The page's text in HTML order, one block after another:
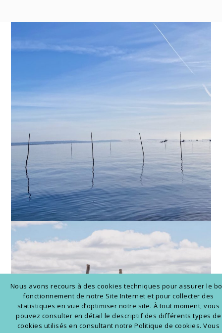
Nous avons recours à des cookies techniques pour assurer le
fonctionnement de notre Site Internet et pour collecter des
statistiques en vue d’optimiser notre site. À tout moment, vous
pouvez consulter en détail le descriptif des différents types de
cookies utilisés en consultant notre Politique de cookies. Vous